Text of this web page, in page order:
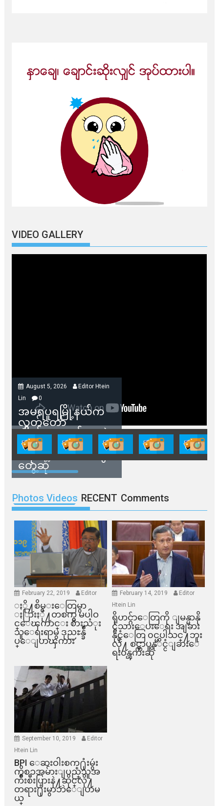
VIDEO GALLERY
August 5, 2026
Editor Htein
Lin
0
အမရပူရမြို့နယ်က
လွှတ်တော်
ကိုယ်စားလှယ်တွေနဲ့
နေအိမ်တွေဖျက်သိမ်း
ခံရမယ့် ဒေသခံတွေ
တွေ့ဆုံ
Photos Videos RECENT Comments
February 22, 2019 Editor
ႏို႔စိမ္းေတြမွာ
ႏြားႏို႔တစက္မွ မပါဝ
င္ေၾကာင္း စားသံုး
သူေရးရာမွ ဒုညႊန္ခ်ဳ
ပ္ေျပာၾကား
February 14, 2019
Editor
Htein Lin
ရိုဟင္ဂ်ာေတြကို ျမန္မာနို
င္ငံသားေပးေရး အျခား
နိုင္ငံေတြ ၀င္မပါသင္႔ဘူး
လို႔ စင္ကာပူနုိင္ငံျခားေ
ရး၀န္ၾကီးဆို
September 10, 2019
Editor
Htein Lin
BPI ​ေဆးဝါးစက္​႐ုံးမွဴး
ကိစၥအမ်ားျပည္​သူအ
က်ိဳးစီးပြားနဲ႔ဆိုင္​လို႔
တရား႐ုံးမွာဘဲေျပာမ
ယ္​